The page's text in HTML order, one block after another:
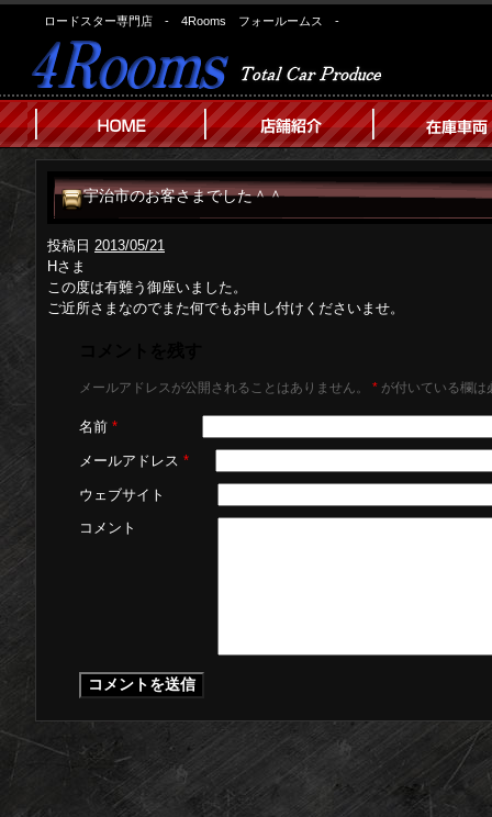
ロードスター専門店 - 4Rooms フォールームス -
宇治市のお客さまでした＾＾
投稿日 2013/05/21
Hさま
この度は有難う御座いました。
ご近所さまなのでまた何でもお申し付けくださいませ。
メールアドレスが公開されることはありません。 * が付いている欄は
名前 *
メールアドレス *
ウェブサイト
コメント